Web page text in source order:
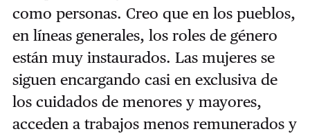
como personas. Creo que en los pueblos,
en líneas generales, los roles de género
están muy instaurados. Las mujeres se
siguen encargando casi en exclusiva de
los cuidados de menores y mayores,
acceden a trabajos menos remunerados y